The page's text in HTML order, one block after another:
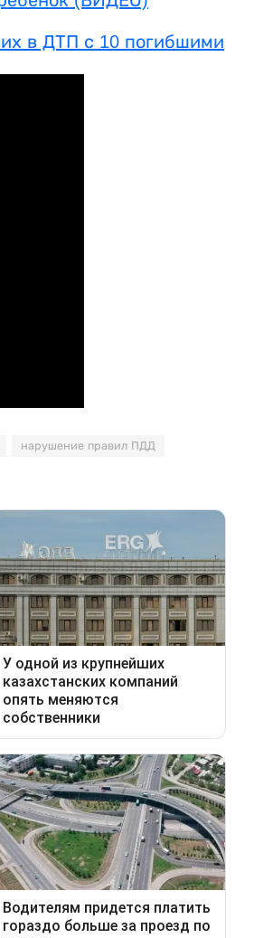
в ДТП с 10 погибшими
нарушение правил ПДД